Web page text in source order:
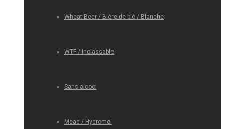
Wheat Beer / Bière de blé / Blanche
WTF / Inclassable
Sans alcool
Mead / Hydromel